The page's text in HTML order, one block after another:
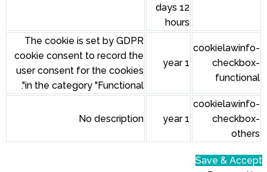
The cookie is set by GDPR
cookie consent to record the
user consent for the cookies
in the category "Functional".
No description